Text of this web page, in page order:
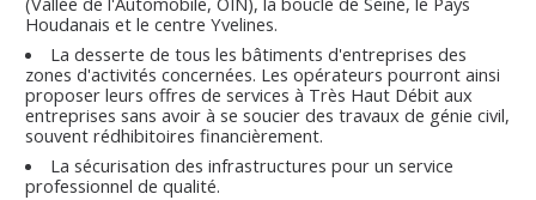
Houdanais et le centre Yvelines.
La desserte de tous les bâtiments d'entreprises des
zones d'activités concernées. Les opérateurs pourront ainsi
proposer leurs offres de services à Très Haut Débit aux
entreprises sans avoir à se soucier des travaux de génie civil,
souvent rédhibitoires financièrement.
La sécurisation des infrastructures pour un service
professionnel de qualité.